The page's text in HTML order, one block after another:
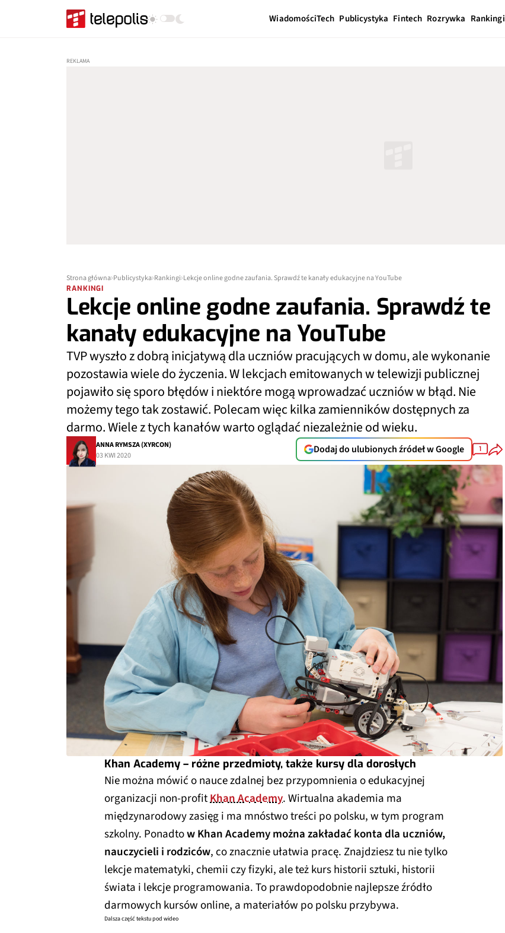
WiadomościTech Publicystyka Fintech Rozrywka Rankingi
Strona główna Publicystyka Rankingi Lekcje online godne zaufania. Sprawdź te kanały edukacyjne na YouTube
RANKINGI
Lekcje online godne zaufania. Sprawdź te
kanały edukacyjne na YouTube
TVP wyszło z dobrą inicjatywą dla uczniów pracujących w domu, ale wykonanie
pozostawia wiele do życzenia. W lekcjach emitowanych w telewizji publicznej
pojawiło się sporo błędów i niektóre mogą wprowadzać uczniów w błąd. Nie
możemy tego tak zostawić. Polecam więc kilka zamienników dostępnych za
darmo. Wiele z tych kanałów warto oglądać niezależnie od wieku.
ANNA RYMSZA (XYRCON)
03 KWI 2020
Dodaj do ulubionych źródeł w Google 1
Khan Academy – różne przedmioty, także kursy dla dorosłych
Nie można mówić o nauce zdalnej bez przypomnienia o edukacyjnej
organizacji non-profitKhan Academy. Wirtualna akademia ma
międzynarodowy zasięg i ma mnóstwo treści po polsku, w tym program
szkolny. Ponadtow Khan Academy można zakładać konta dla uczniów,
nauczycieli i rodziców, co znacznie ułatwia pracę. Znajdziesz tu nie tylko
lekcje matematyki, chemii czy fizyki, ale też kurs historii sztuki, historii
świata i lekcje programowania. To prawdopodobnie najlepsze źródło
darmowych kursów online, a materiałów po polsku przybywa.
Dalsza część tekstu pod wideo